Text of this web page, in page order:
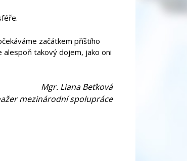
začátkem příštího
alespoň takový dojem, jako oni
Mgr. Liana Beťková
mezinárodní spolupráce